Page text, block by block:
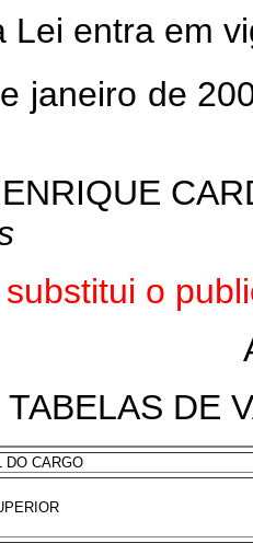
Lei entra em
janeiro de
o
TABELAS DE
DO CARGO